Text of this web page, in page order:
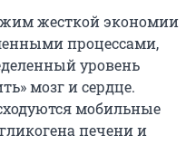
жесткой экономии
процессами,
уровень
мозг и сердце.
мобильные
печени и